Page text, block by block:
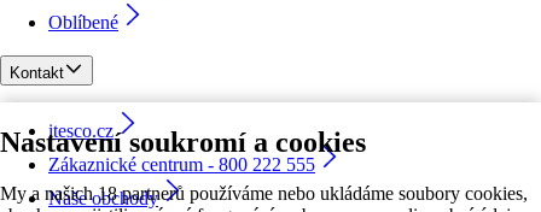
Nastavení soukromí a cookies
My a našich 18 partnerů používáme nebo ukládáme soubory cookies,
Oblíbené
Kontakt
itesco.cz
Zákaznické centrum - 800 222 555
Naše obchody